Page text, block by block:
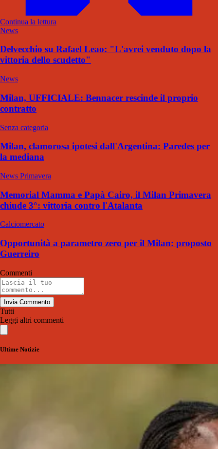
Continua la lettura
News
Delvecchio su Rafael Leao: "L'avrei venduto dopo la
vittoria dello scudetto"
News
Milan, UFFICIALE: Bennacer rescinde il proprio
contratto
Senza categoria
Milan, clamorosa ipotesi dall'Argentina: Paredes per
la mediana
News Primavera
Memorial Mamma e Papà Cairo, il Milan Primavera
chiude 3°: vittoria contro l'Atalanta
Calciomercato
Opportunità a parametro zero per il Milan: proposto
Guerreiro
Commenti
Invia Commento
Tutti
Leggi altri commenti
Ultime Notizie